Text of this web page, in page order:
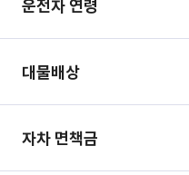
운전자 연령
대물배상
자차 면책금